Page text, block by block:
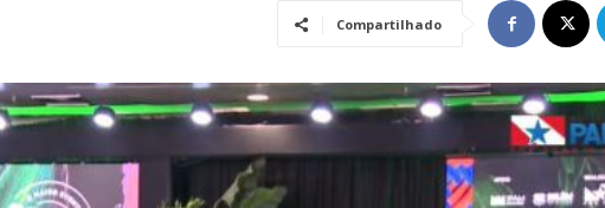
Compartilhado